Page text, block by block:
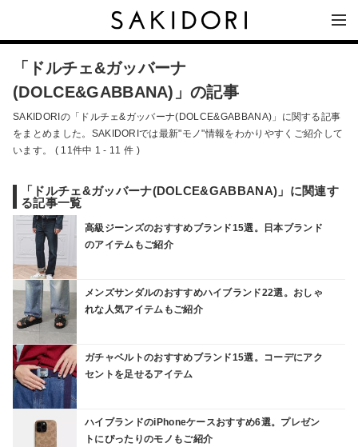
「ドルチェ&ガッバーナ
(DOLCE&GABBANA)」の記事
SAKIDORIの「ドルチェ&ガッバーナ(DOLCE&GABBANA)」に関する記事
をまとめました。SAKIDORIでは最新"モノ"情報をわかりやすくご紹介して
います。 ( 11件中 1 - 11 件 )
「ドルチェ&ガッバーナ(DOLCE&GABBANA)」に関連す
る記事一覧
高級ジーンズのおすすめブランド15選。日本ブランド
のアイテムもご紹介
メンズサンダルのおすすめハイブランド22選。おしゃ
れな人気アイテムもご紹介
ガチャベルトのおすすめブランド15選。コーデにアク
セントを足せるアイテム
ハイブランドのiPhoneケースおすすめ6選。プレゼン
トにぴったりのモノもご紹介